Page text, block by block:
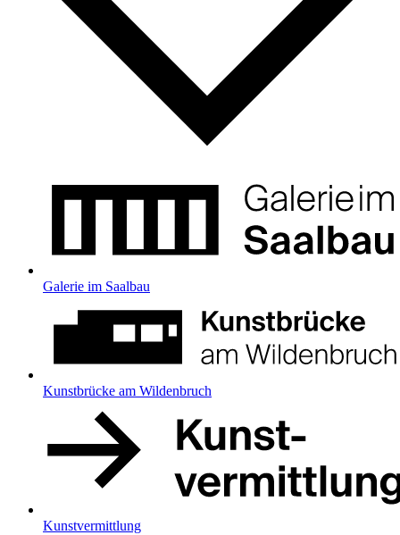
Galerie im Saalbau
Kunstbrücke am Wildenbruch
Kunstvermittlung